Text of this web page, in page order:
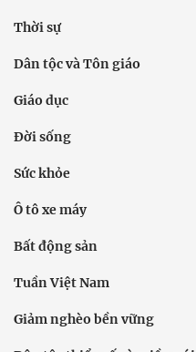
Thời sự
Dân tộc và Tôn giáo
Giáo dục
Đời sống
Sức khỏe
Ô tô xe máy
Bất động sản
Tuần Việt Nam
Giảm nghèo bền vững